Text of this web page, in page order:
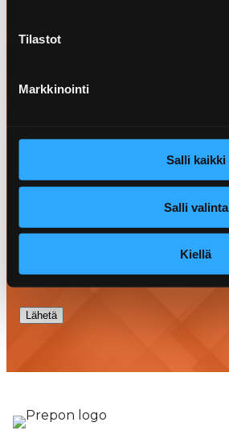
Tilastot
Markkinointi
Salli kaikki
Salli valinta
Kiellä
Nimi*
Puhelinnumero*
Lähetä